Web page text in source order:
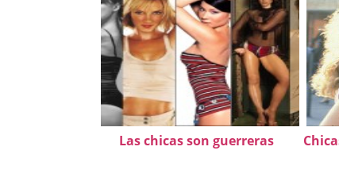
Las chicas son guerreras